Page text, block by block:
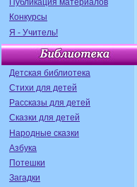
Публикация материалов
Конкурсы
Я - Учитель!
Детская библиотека
Стихи для детей
Рассказы для детей
Сказки для детей
Народные сказки
Азбука
Потешки
Загадки